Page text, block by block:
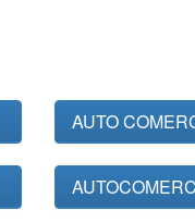
AUTO